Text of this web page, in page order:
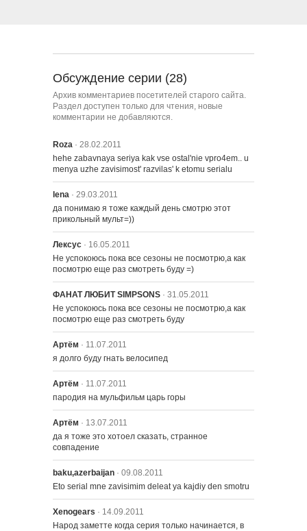
1413 – Звезда Родилась Снова
Вашингтон
1416 – Извините, пока Я Мисс
Небо
1417 – Три парня Кондо
1418 – Парень, где моё ранчо?
1419 – Старое Вопящее Брюхо
1420 – Сломай мою жену,
1421 – Барт войны
1422 – Детский блюз Мо
Обсуждение серии (28)
Архив комментариев посетителей старого сайта.
Раздел доступен только для чтения, новые
комментарии не добавляются.
Roza · 28.02.2011
hehe zabavnaya seriya kak vse ostal'nie vpro4em.. u
menya uzhe zavisimost' razvilas' k etomu serialu
lena · 29.03.2011
да понимаю я тоже каждый день смотрю этот
прикольный мульт=))
Лексус · 16.05.2011
Не успокоюсь пока все сезоны не посмотрю,а как
посмотрю еще раз смотреть буду =)
ФАНАТ ЛЮБИТ SIMPSONS · 31.05.2011
Не успокоюсь пока все сезоны не посмотрю,а как
посмотрю еще раз смотреть буду
Артём · 11.07.2011
я долго буду гнать велосипед
Артём · 11.07.2011
пародия на мульфильм царь горы
Артём · 13.07.2011
да я тоже это хотоел сказать, странное
совпадение
baku,azerbaijan · 09.08.2011
Eto serial mne zavisimim deleat ya kajdiy den smotru
Xenogears · 14.09.2011
Народ заметте когда серия только начинается, в